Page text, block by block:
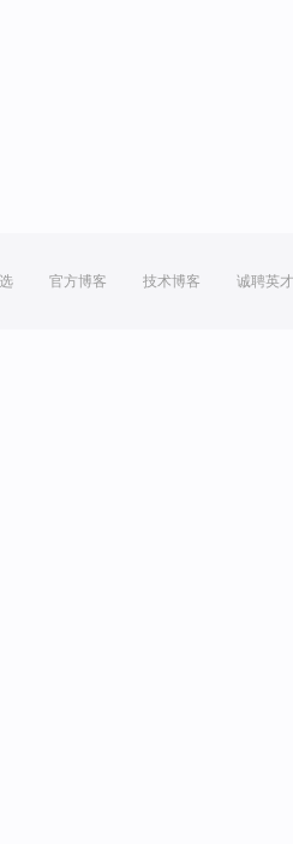
官方博客 技术博客 诚聘英才